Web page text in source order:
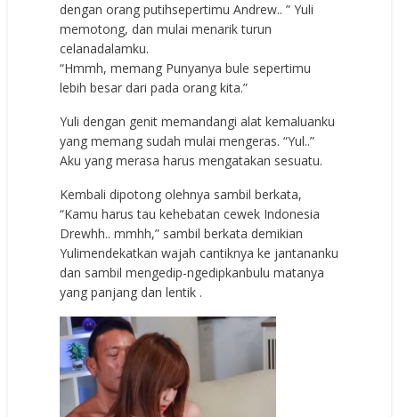
dengan orang putihsepertimu Andrew.. ” Yuli
memotong, dan mulai menarik turun
celanadalamku.
“Hmmh, memang Punyanya bule sepertimu
lebih besar dari pada orang kita.”
Yuli dengan genit memandangi alat kemaluanku
yang memang sudah mulai mengeras. “Yul..”
Aku yang merasa harus mengatakan sesuatu.
Kembali dipotong olehnya sambil berkata,
“Kamu harus tau kehebatan cewek Indonesia
Drewhh.. mmhh,” sambil berkata demikian
Yulimendekatkan wajah cantiknya ke jantananku
dan sambil mengedip-ngedipkanbulu matanya
yang panjang dan lentik .